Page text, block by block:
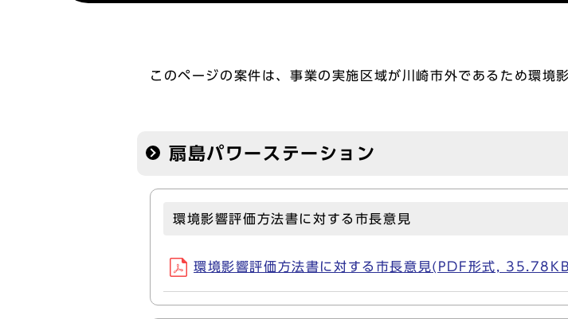
このページの案件は、事業の実施区域が川崎市外であるため環境
扇島パワーステーション
環境影響評価方法書に対する市長意見
環境影響評価方法書に対する市長意見(PDF形式,